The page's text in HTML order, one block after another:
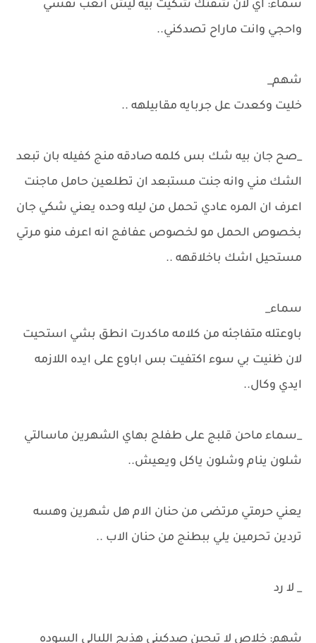
سماء: اي لان شفتك شكيت بيه ليش اتعب نفسي
واحجي وانت ماراح تصدكني..
شهم_
خليت وكعدت عل جربايه مقابيلهه ..
_صح جان بيه شك بس كلمه صادقه منج كفيله بان تبعد
الشك مني وانه جنت مستبعد ان تطلعين حامل ماجنت
اعرف ان المره عادي تحمل من ليله وحده يعني شكي جان
بخصوص الحمل مو لخصوص عفافج انه اعرف منو مرتي
مستحيل اشك باخلاقهه ..
سماء_
باوعتله متفاجئه من كلامه ماكدرت انطق بشي استحيت
لان ظنيت بي سوء اكتفيت بس اباوع على ايده اللازمه
ايدي وكال..
_سماء ماحن قلبج على طفلج بهاي الشهرين ماسالتي
شلون ينام وشلون ياكل ويعيش..
يعني حرمتي مرتضى من حنان الام هل شهرين وهسه
تردين تحرمين يلي ببطنج من حنان الاب ..
_ لا رد
شهم: خلاص لا تبجين صدكيني هذيج الليالي السوده